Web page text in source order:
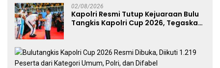
02/08/2026
Kapolri Resmi Tutup Kejuaraan Bulu
Tangkis Kapolri Cup 2026, Tegaskan